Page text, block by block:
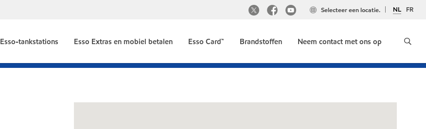
NL FR
Selecteer een locatie.
Esso-tankstations Esso Extras en mobiel betalen Esso Card™ Brandstoffen Neem contact met ons op